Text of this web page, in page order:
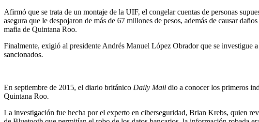
Afirmó que se trata de un montaje de la UIF, el congelar cuentas de personas
asegura que le despojaron de más de 67 millones de pesos, además de causar
mafia de Quintana Roo.
Finalmente, exigió al presidente Andrés Manuel López Obrador que se investigue
sancionados.
En septiembre de 2015, el diario británico Daily Mail dio a conocer los primeros
Quintana Roo.
La investigación fue hecha por el experto en ciberseguridad, Brian Krebs, quien